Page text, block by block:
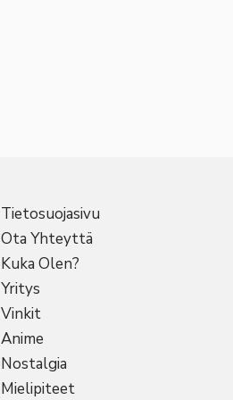
Tietosuojasivu
Ota Yhteyttä
Kuka Olen?
Yritys
Vinkit
Anime
Nostalgia
Mielipiteet